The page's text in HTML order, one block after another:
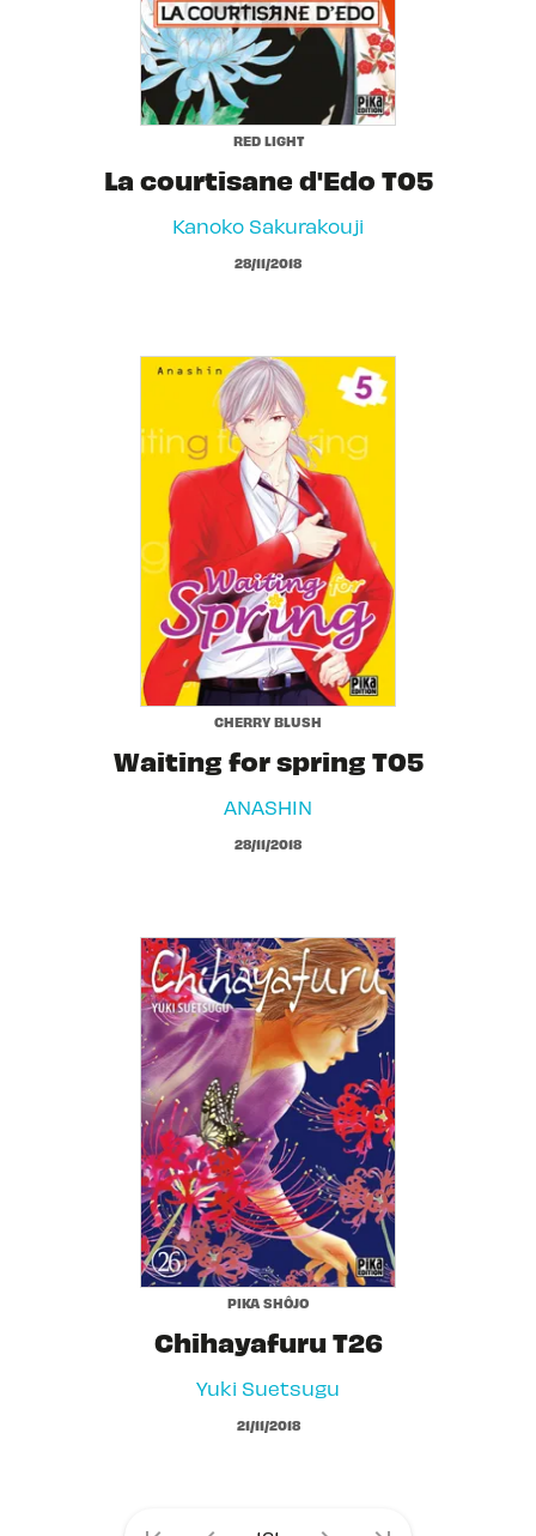
RED LIGHT
La courtisane d'Edo T05
Kanoko Sakurakouji
28/11/2018
CHERRY BLUSH
Waiting for spring T05
ANASHIN
28/11/2018
PIKA SHÔJO
Chihayafuru T26
Yuki Suetsugu
21/11/2018